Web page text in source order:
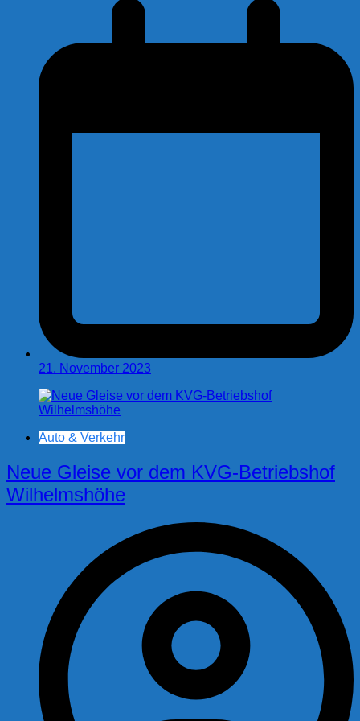
21. November 2023
Auto & Verkehr
Neue Gleise vor dem KVG-Betriebshof
Wilhelmshöhe